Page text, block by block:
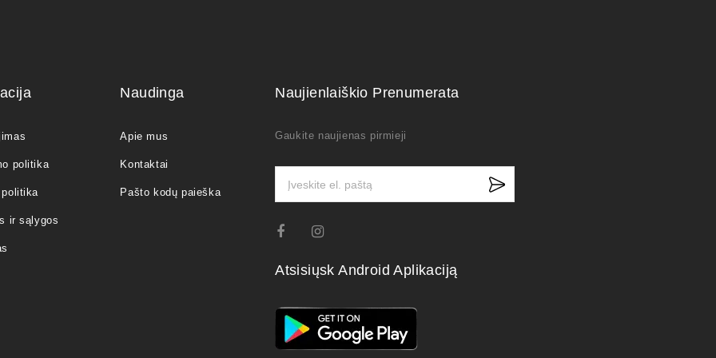
politika
ir sąlygos
Naudinga
Apie mus
Kontaktai
Pašto kodų paieška
Naujienlaiškio Prenumerata
Gaukite naujienas pirmieji
Atsisiųsk Android Aplikaciją